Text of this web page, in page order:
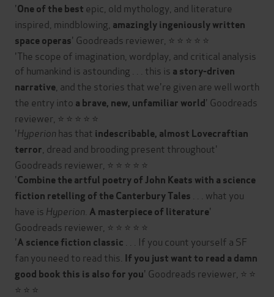
'One of the best epic, old mythology, and literature
inspired, mindblowing, amazingly ingeniously written
space operas' Goodreads reviewer, ⭐ ⭐ ⭐ ⭐ ⭐
'The scope of imagination, wordplay, and critical analysis
of humankind is astounding . . . this is a story-driven
narrative , and the stories that we're given are well worth
the entry into a brave, new, unfamiliar world' Goodreads
reviewer, ⭐ ⭐ ⭐ ⭐ ⭐
'Hyperion has that indescribable, almost Lovecraftian
terror , dread and brooding present throughout'
Goodreads reviewer, ⭐ ⭐ ⭐ ⭐ ⭐
'Combine the artful poetry of John Keats with a science
fiction retelling of the Canterbury Tales
. . . what you
have is Hyperion A masterpiece of literature'
Goodreads reviewer, ⭐ ⭐ ⭐ ⭐ ⭐
'A science fiction classic . . . If you count yourself a SF
fan you need to read this. If you just want to read a damn
good book this is also for you' Goodreads reviewer, ⭐ ⭐
⭐ ⭐ ⭐